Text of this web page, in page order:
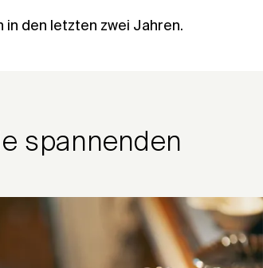
in den letzten zwei Jahren.
spannenden